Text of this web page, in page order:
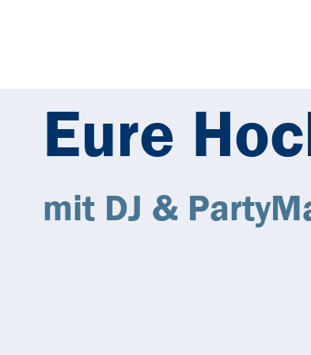
Eure
mit DJ &